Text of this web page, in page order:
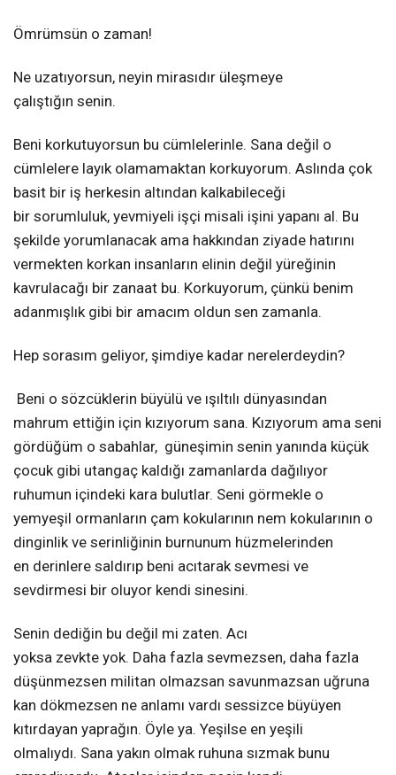
Ömrümsün o zaman!
Ne uzatıyorsun, neyin mirasıdır üleşmeye
çalıştığın senin.
Beni korkutuyorsun bu cümlelerinle. Sana değil o
cümlelere layık olamamaktan korkuyorum. Aslında çok
basit bir iş herkesin altından kalkabileceği
bir sorumluluk, yevmiyeli işçi misali işini yapanı al. Bu
şekilde yorumlanacak ama hakkından ziyade hatırını
vermekten korkan insanların elinin değil yüreğinin
kavrulacağı bir zanaat bu. Korkuyorum, çünkü benim
adanmışlık gibi bir amacım oldun sen zamanla.
Hep sorasım geliyor, şimdiye kadar nerelerdeydin?
Beni o sözcüklerin büyülü ve ışıltılı dünyasından
mahrum ettiğin için kızıyorum sana. Kızıyorum ama seni
gördüğüm o sabahlar, güneşimin senin yanında küçük
çocuk gibi utangaç kaldığı zamanlarda dağılıyor
ruhumun içindeki kara bulutlar. Seni görmekle o
yemyeşil ormanların çam kokularının nem kokularının o
dinginlik ve serinliğinin burnunum hüzmelerinden
en derinlere saldırıp beni acıtarak sevmesi ve
sevdirmesi bir oluyor kendi sinesini.
Senin dediğin bu değil mi zaten. Acı
yoksa zevkte yok. Daha fazla sevmezsen, daha fazla
düşünmezsen militan olmazsan savunmazsan uğruna
kan dökmezsen ne anlamı vardı sessizce büyüyen
kıtırdayan yaprağın. Öyle ya. Yeşilse en yeşili
olmalıydı. Sana yakın olmak ruhuna sızmak bunu